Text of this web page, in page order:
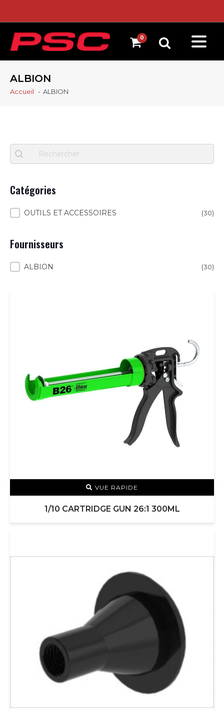
ALBION
Accueil ALBION
Recherche
Search content
Catégories
Catégories
OUTILS ET ACCESSOIRES (30)
Fournisseurs
Fournisseurs
ALBION (30)
VUE RAPIDE
1/10 CARTRIDGE GUN 26:1 300ML